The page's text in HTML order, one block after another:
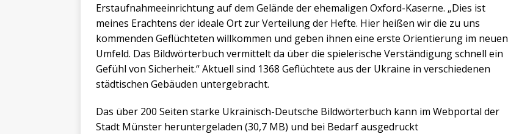
Erstaufnahmeeinrichtung auf dem Gelände der ehemaligen Oxford-Kaserne. „Dies ist
meines Erachtens der ideale Ort zur Verteilung der Hefte. Hier heißen wir die zu uns
kommenden Geflüchteten willkommen und geben ihnen eine erste Orientierung im neuen
Umfeld. Das Bildwörterbuch vermittelt da über die spielerische Verständigung schnell ein
Gefühl von Sicherheit.“ Aktuell sind 1368 Geflüchtete aus der Ukraine in verschiedenen
städtischen Gebäuden untergebracht.
Das über 200 Seiten starke Ukrainisch-Deutsche Bildwörterbuch kann im Webportal der
Stadt Münster heruntergeladen (30,7 MB) und bei Bedarf ausgedruckt